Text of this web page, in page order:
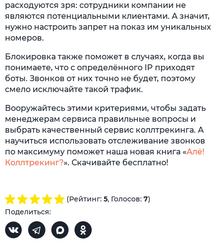
расходуются зря: сотрудники компании не
являются потенциальными клиентами. А значит,
нужно настроить запрет на показ им уникальных
номеров.
Блокировка также поможет в случаях, когда вы
понимаете, что с определённого IP приходят
боты. Звонков от них точно не будет, поэтому
смело исключайте такой трафик.
Вооружайтесь этими критериями, чтобы задать
менеджерам сервиса правильные вопросы и
выбрать качественный сервис коллтрекинга. А
научиться использовать отслеживание звонков
по максимуму поможет наша новая книга «Алё!
Коллтрекинг?». Скачивайте бесплатно!
(Рейтинг: 5, Голосов: 7)
Поделиться: